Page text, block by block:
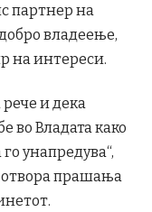
партнер на
владеење,
на интереси.
и дека
во Владата како
унапредува“,
отвора прашања